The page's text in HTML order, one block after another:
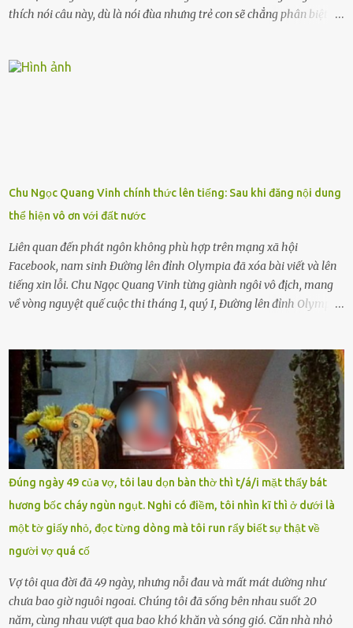
thích nói câu này, dù là nói đùa nhưng trẻ con sẽ chẳng phân biệt
khuyên nhủ con thật cẩn thận. Nếu cháu không nghe lời, cảnh sát
để được giúp đỡ thì có thể sẽ bỏ lỡ cơ hội và gặp nguy hiểm. Trẻ con
có biết gì đâu Nhiều người cứ coi trẻ còn nhỏ nên dù có phạm sai
lầm, thì họ cũng không trách mắng. Nhưng nếu người lớn tuổi
không dạy con cẩn...
Chu Ngọc Quang Vinh chính thức lên tiếng: Sau khi đăng nội dung
thể hiện vô ơn với đất nước
Liên quan đến phát ngôn không phù hợp trên mạng xã hội
Facebook, nam sinh Đường lên đỉnh Olympia đã xóa bài viết và lên
tiếng xin lỗi. Chu Ngọc Quang Vinh từng giành ngôi vô địch, mang
về vòng nguyệt quế cuộc thi tháng 1, quý I, Đường lên đỉnh Olympia.
chưa phù hợp, gây xôn xao, bức xúc trong dư luận. Ngay sau đó,
Trường THPT Chuyên Nguyễn Tất Thành báo cáo xác nhận tài
khoản Chu Vinh là của học sinh Chu Ngọc Quang Vinh, lớp 12 Anh
của nhà trường. Nam sinh này từng giành ngôi vô địch, mang về
vòng nguyệt quế cuộc thi tháng 1, quý I, Đường lên đỉnh Olympia
năm thứ 24. Quá trình giáo dục, học sinh Chu Ngọc Quang Vinh đã
nhận thức được nội dung bài viết của bản thân trên mạng xã hội
ngày 1.9 là chưa phù hợp nên đã chủ động gỡ bài viết và đăng bài
xin lỗi trên trang Facebook cá nhân. Chu Ngọc Quang Vinh làm việc
với cơ quan chức năng. Ảnh: Đơn vị cung...
Đúng ngày 49 của vợ, tôi lau dọn bàn thờ thì t/á/i mặt thấy bát
hương bốc cháy ngùn ngụt. Nghi có điềm, tôi nhìn kĩ thì ở dưới là
một tờ giấy nhỏ, đọc từng dòng mà tôi run rẩy biết sự thật về
người vợ quá cố
Vợ tôi qua đời đã 49 ngày, nhưng nỗi đau và mất mát dường như
chưa bao giờ nguôi ngoai. Chúng tôi đã sống bên nhau suốt 20
năm, cùng nhau vượt qua bao khó khăn và sóng gió. Căn nhà nhỏ